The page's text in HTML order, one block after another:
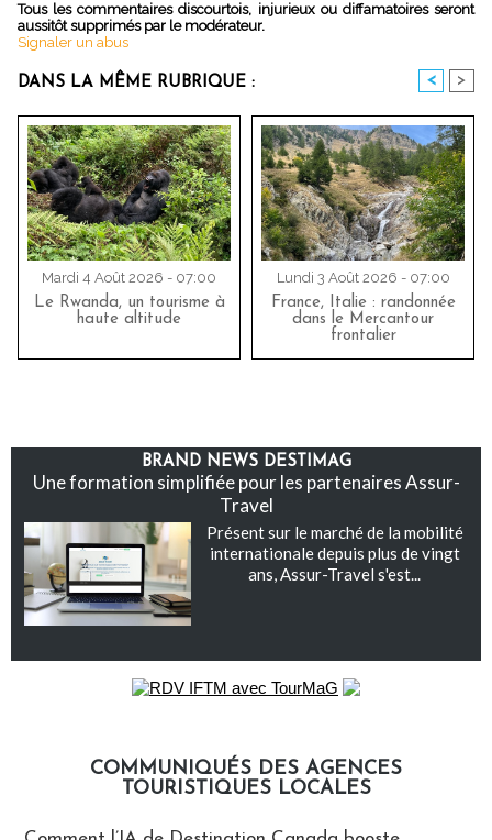
Tous les commentaires discourtois, injurieux ou diffamatoires seront
aussitôt supprimés par le modérateur.
Signaler un abus
DANS LA MÊME RUBRIQUE : < >
Mardi 4 Août 2026 - 07:00
Le Rwanda, un tourisme à
haute altitude
Lundi 3 Août 2026 - 07:00
France, Italie : randonnée
dans le Mercantour
frontalier
BRAND NEWS DESTIMAG
Une formation simplifiée pour les partenaires Assur-
Travel
Présent sur le marché de la mobilité
internationale depuis plus de vingt
ans, Assur-Travel s'est...
COMMUNIQUÉS DES AGENCES
TOURISTIQUES LOCALES